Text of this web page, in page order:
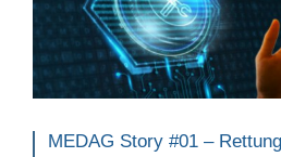
MEDAG Story #01 –